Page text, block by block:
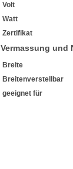
Volt
Watt
Zertifikat
Vermassung und
Breite
Breitenverstellbar
geeignet für